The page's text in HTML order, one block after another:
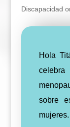
Discapacidad
Hola
sobre
mujeres.